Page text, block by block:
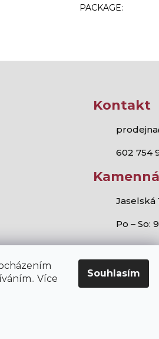
Více
Souhlasím
PACKAGE:
Kontakt
602 754
Jaselská
Po – So: